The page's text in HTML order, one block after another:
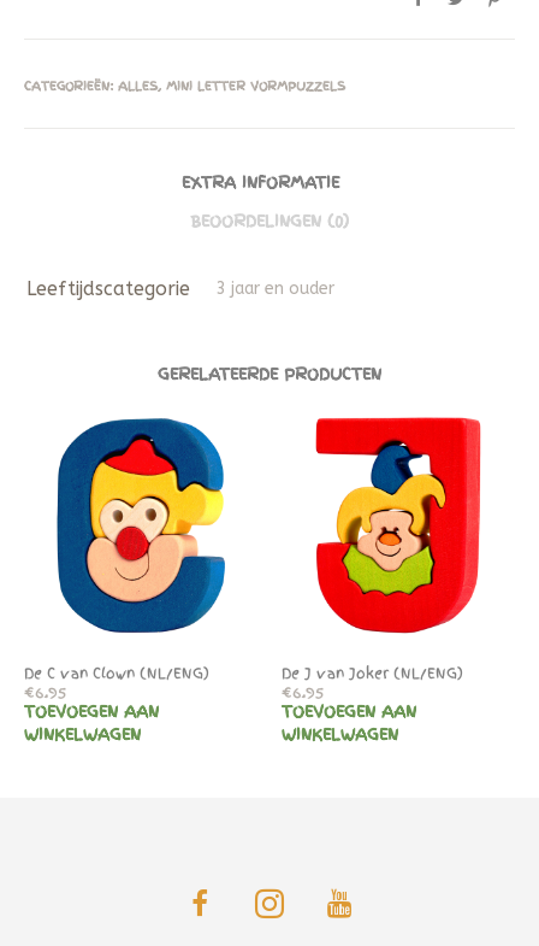
CATEGORIEËN: ALLES, MINI LETTER VORMPUZZELS
EXTRA INFORMATIE
BEOORDELINGEN (0)
Leeftijdscategorie 3 jaar en ouder
GERELATEERDE PRODUCTEN
De C van Clown (NL/ENG)
€6.95
TOEVOEGEN AAN
WINKELWAGEN
De J van Joker (NL/ENG)
€6.95
TOEVOEGEN AAN
WINKELWAGEN